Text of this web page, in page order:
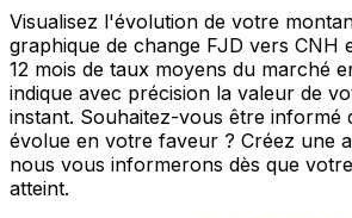
Visualisez l'évolution de votre
graphique de change FJD vers CNH
12 mois de taux moyens du marché
indique avec précision la valeur de
instant. Souhaitez-vous être informé
évolue en votre faveur ? Créez une
nous vous informerons dès que
atteint.